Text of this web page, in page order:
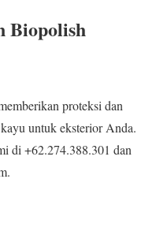
Biopolish
proteksi dan
untuk eksterior Anda.
di +62.274.388.301 dan